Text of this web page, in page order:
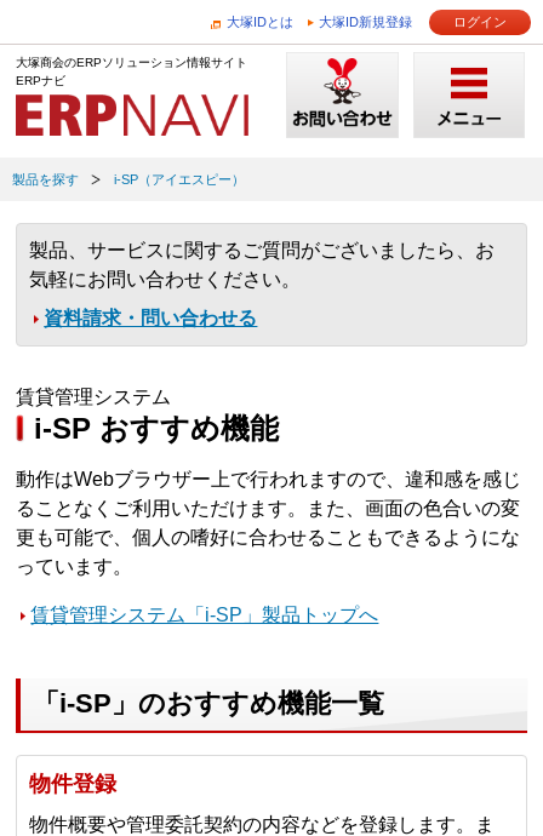
大塚IDとは 大塚ID新規登録 ログイン
大塚商会のERPソリューション情報サイト
ERPナビ
製品を探す i-SP（アイエスピー）
製品、サービスに関するご質問がございましたら、お
気軽にお問い合わせください。
資料請求・問い合わせる
賃貸管理システム
i-SP おすすめ機能
動作はWebブラウザー上で行われますので、違和感を感じ
ることなくご利用いただけます。また、画面の色合いの変
更も可能で、個人の嗜好に合わせることもできるようにな
っています。
賃貸管理システム「i-SP」製品トップへ
「i-SP」のおすすめ機能一覧
物件登録
物件概要や管理委託契約の内容などを登録します。ま